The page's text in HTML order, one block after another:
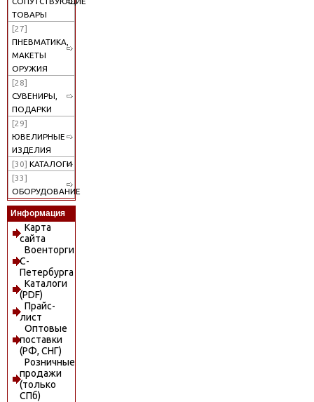
ТОВАРЫ
[27]
ПНЕВМАТИКА,
МАКЕТЫ
ОРУЖИЯ
[28]
СУВЕНИРЫ,
ПОДАРКИ
[29]
ЮВЕЛИРНЫЕ
ИЗДЕЛИЯ
[30] КАТАЛОГИ
[33]
ОБОРУДОВАНИЕ
Информация
Карта
сайта
Военторги
С-
Петербурга
Каталоги
(PDF)
Прайс-
лист
Оптовые
поставки
(РФ, СНГ)
Розничные
продажи
(только
СПб)